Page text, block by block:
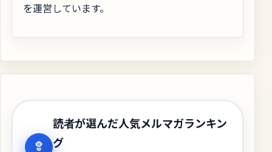
を運営しています。
読者が選んだ人気メルマガランキン
グ